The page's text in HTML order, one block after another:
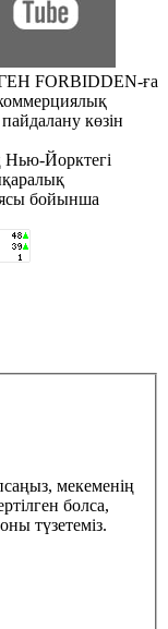
FORBIDDEN-ға
коммерциялық
көзін
Йорктегі
бойынша
мекеменің
болса,
түзетеміз.